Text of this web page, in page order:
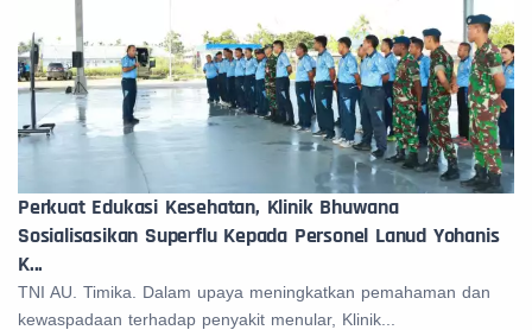
Perkuat Edukasi Kesehatan, Klinik Bhuwana
Sosialisasikan Superflu Kepada Personel Lanud Yohanis
K...
TNI AU. Timika. Dalam upaya meningkatkan pemahaman dan
kewaspadaan terhadap penyakit menular, Klinik...